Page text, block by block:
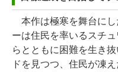
本作は極寒を舞台にし
ーは住民を率いるスチ
らとともに困難を生き
ドを見つつ、住民が凍